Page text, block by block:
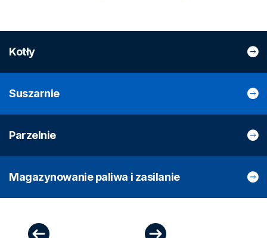
Magazynowanie paliwa i zasilanie
Parzelnie
Suszarnie
Kotły